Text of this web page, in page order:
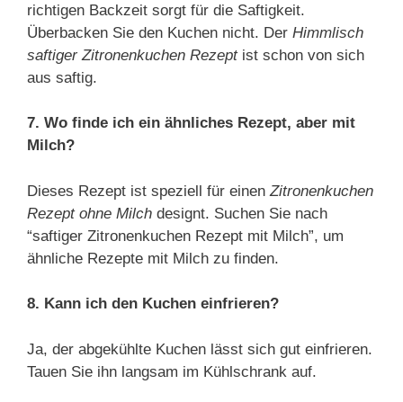
richtigen Backzeit sorgt für die Saftigkeit.
Überbacken Sie den Kuchen nicht. Der Himmlisch
saftiger Zitronenkuchen Rezeptist schon von sich
aus saftig.
7. Wo finde ich ein ähnliches Rezept, aber mit
Milch?
Dieses Rezept ist speziell für einen Zitronenkuchen
Rezept ohne Milch designt. Suchen Sie nach
“saftiger Zitronenkuchen Rezept mit Milch”, um
ähnliche Rezepte mit Milch zu finden.
8. Kann ich den Kuchen einfrieren?
Ja, der abgekühlte Kuchen lässt sich gut einfrieren.
Tauen Sie ihn langsam im Kühlschrank auf.